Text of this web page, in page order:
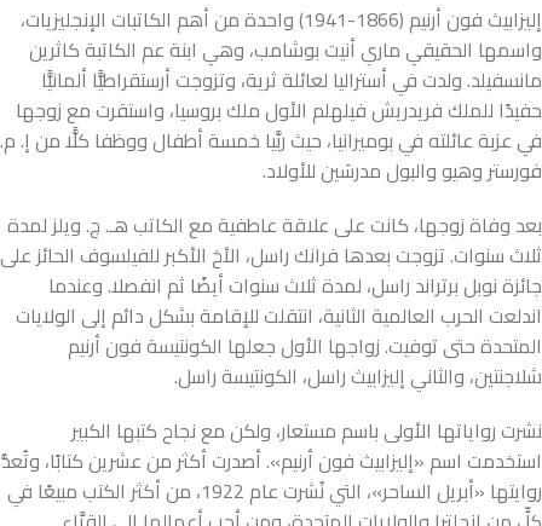
إليزابيث فون أرنيم (1866-1941) واحدة من أهم الكاتبات الإنجليزيات،
واسمها الحقيقي ماري أنيت بوشامب، وهي ابنة عم الكاتبة كاثرين
مانسفيلد. ولدت في أستراليا لعائلة ثرية، وتزوجت أرستقراطيًّا ألمانيًّا
حفيدًا للملك فريدريش فيلهلم الأول ملك بروسيا، واستقرت مع زوجها
في عزبة عائلته في بوميرانيا، حيث ربَّيا خمسة أطفال ووظفا كلًّا من إ. م.
فورستر وهيو والبول مدرسَين للأولاد.
بعد وفاة زوجها، كانت على علاقة عاطفية مع الكاتب هـ. ج. ويلز لمدة
ثلاث سنوات. تزوجت بعدها فرانك راسل، الأخ الأكبر للفيلسوف الحائز على
جائزة نوبل برتراند راسل، لمدة ثلاث سنوات أيضًا ثم انفصلا. وعندما
اندلعت الحرب العالمية الثانية، انتقلت للإقامة بشكل دائم إلى الولايات
المتحدة حتى توفيت. زواجها الأول جعلها الكونتيسة فون أرنيم
شلاجنتين، والثاني إليزابيث راسل، الكونتيسة راسل.
نشرت رواياتها الأولى باسم مستعار، ولكن مع نجاح كتبها الكبير
استخدمت اسم «إليزابيث فون أرنيم». أصدرت أكثر من عشرين كتابًا، وتُعدُّ
روايتها «أبريل الساحر»، التي نُشرت عام 1922، من أكثر الكتب مبيعًا في